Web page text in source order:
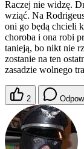
Raczej nie widzę.
wziąć. Na
oni go będą chcieli
choroba i ona robi
tanieją, bo nikt nie
zostanie na ten
zasadzie wolnego
2